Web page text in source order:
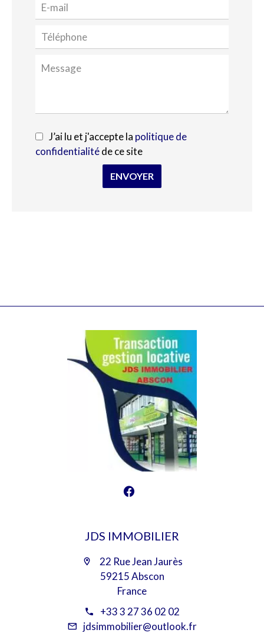
J’ai lu et j'accepte la politique de
confidentialitéde ce site
ENVOYER
JDS IMMOBILIER
22 Rue Jean Jaurès
59215 Abscon
France
+33 3 27 36 02 02
jdsimmobilier@outlook.fr